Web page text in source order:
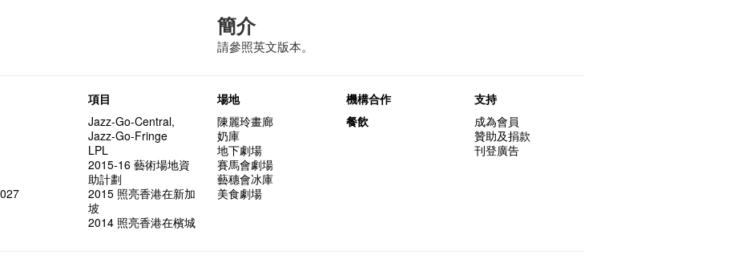
簡介
請參照英文版本。
項目
Jazz-Go-Central,
Jazz-Go-Fringe
LPL
2015-16 藝術場地資
助計劃
2015 照亮香港在新加
坡
2014 照亮香港在檳城
場地
陳麗玲畫廊
奶庫
地下劇場
賽馬會劇場
藝穗會冰庫
美食劇場
機構合作
餐飲
支持
成為會員
贊助及捐款
刊登廣告